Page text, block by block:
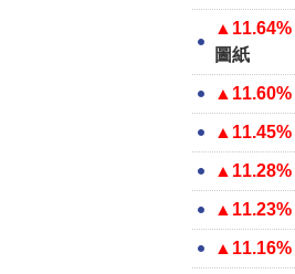
▲11.64%
圖紙
▲11.60%
▲11.45%
▲11.28%
▲11.23%
▲11.16%